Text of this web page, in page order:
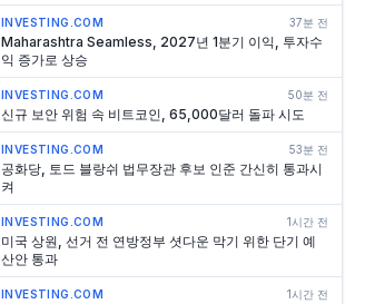
INVESTING.COM 37분 전
Maharashtra Seamless, 2027년 1분기 이익, 투자수
익 증가로 상승
INVESTING.COM 50분 전
신규 보안 위험 속 비트코인, 65,000달러 돌파 시도
INVESTING.COM 53분 전
공화당, 토드 블랑쉬 법무장관 후보 인준 간신히 통과시
켜
INVESTING.COM 1시간 전
미국 상원, 선거 전 연방정부 셧다운 막기 위한 단기 예
산안 통과
INVESTING.COM 1시간 전